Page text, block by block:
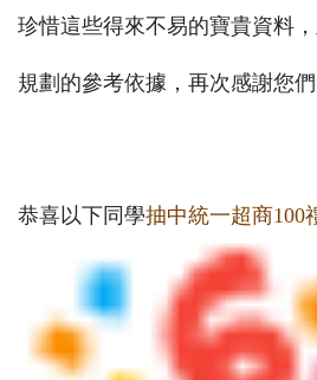
珍惜這些得來不易的寶貴資料，
規劃的參考依據，再次感謝您們
恭喜以下同學抽中統一超商100